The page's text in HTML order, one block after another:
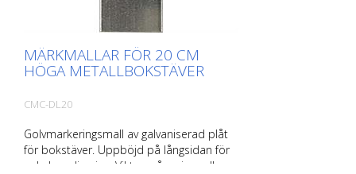
MÄRKMALLAR FÖR 20 CM
HÖGA METALLBOKSTÄVER
CMC-DL20
Golvmarkeringsmall av galvaniserad plåt
för bokstäver. Uppböjd på långsidan för
enkel applicering. Vikten på varje mall